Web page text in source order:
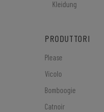
Kleidung
PRODUTTORI
Please
Vicolo
Bomboogie
Catnoir